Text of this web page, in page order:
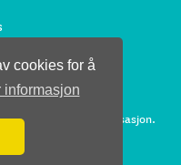
cookies for å
informasjon
kommersiell organisasjon.